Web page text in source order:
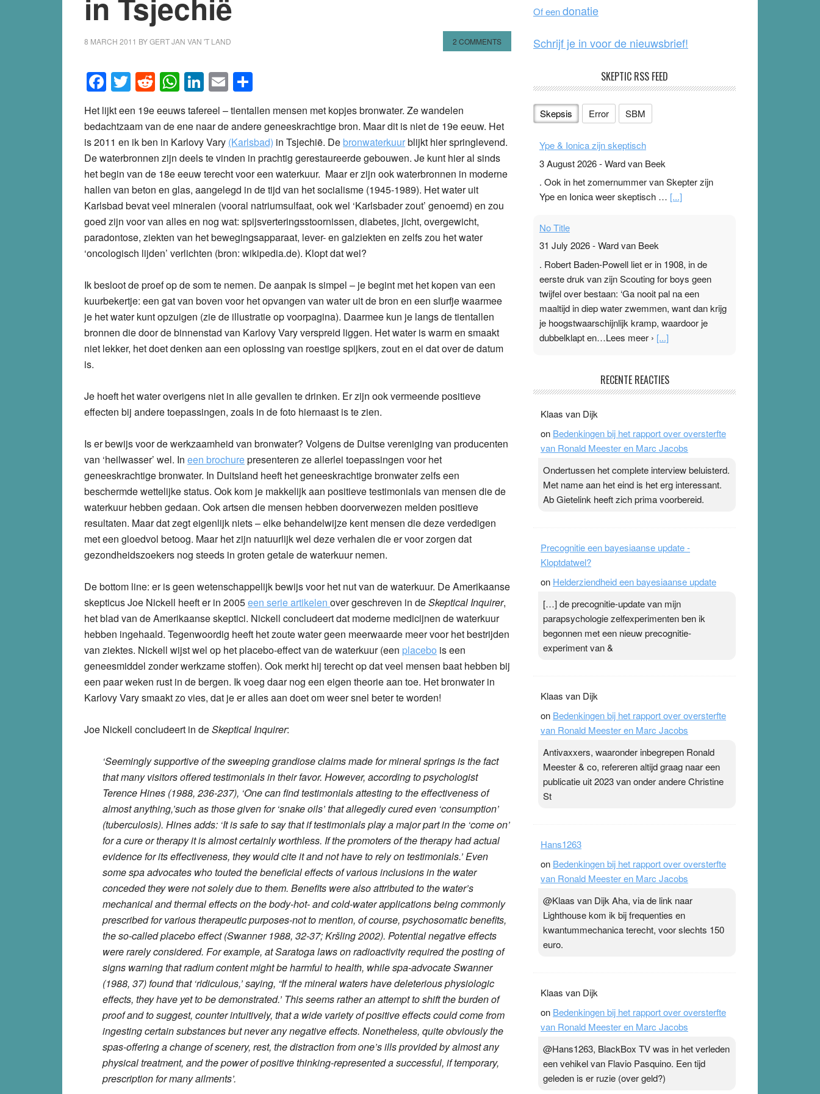
8 MARCH 2011 BYGERT JAN VAN 'T LAND 2 COMMENTS
Facebook
Twitter
Reddit
WhatsApp
LinkedIn
Email
Het lijkt een 19e eeuws tafereel – tientallen mensen met kopjes bronwater. Ze wandelen
bedachtzaam van de ene naar de andere geneeskrachtige bron. Maar dit is niet de 19e eeuw. Het
is 2011 en ik ben in Karlovy Vary (Karlsbad) in Tsjechië. De bronwaterkuurblijkt hier springlevend.
De waterbronnen zijn deels te vinden in prachtig gerestaureerde gebouwen. Je kunt hier al sinds
het begin van de 18e eeuw terecht voor een waterkuur. Maar er zijn ook waterbronnen in moderne
hallen van beton en glas, aangelegd in de tijd van het socialisme (1945-1989). Het water uit
Karlsbad bevat veel mineralen (vooral natriumsulfaat, ook wel ‘Karlsbader zout’ genoemd) en zou
goed zijn voor van alles en nog wat: spijsverteringsstoornissen, diabetes, jicht, overgewicht,
paradontose, ziekten van het bewegingsapparaat, lever- en galziekten en zelfs zou het water
‘oncologisch lijden’ verlichten (bron: wikipedia.de). Klopt dat wel?
Ik besloot de proef op de som te nemen. De aanpak is simpel – je begint met het kopen van een
kuurbekertje: een gat van boven voor het opvangen van water uit de bron en een slurfje waarmee
je het water kunt opzuigen (zie de illustratie op voorpagina). Daarmee kun je langs de tientallen
bronnen die door de binnenstad van Karlovy Vary verspreid liggen. Het water is warm en smaakt
niet lekker, het doet denken aan een oplossing van roestige spijkers, zout en ei dat over de datum
is.
Je hoeft het water overigens niet in alle gevallen te drinken. Er zijn ook vermeende positieve
effecten bij andere toepassingen, zoals in de foto hiernaast is te zien.
Is er bewijs voor de werkzaamheid van bronwater? Volgens de Duitse vereniging van producenten
van ‘heilwasser’ wel. In een brochurepresenteren ze allerlei toepassingen voor het
geneeskrachtige bronwater. In Duitsland heeft het geneeskrachtige bronwater zelfs een
beschermde wettelijke status. Ook kom je makkelijk aan positieve testimonials van mensen die de
waterkuur hebben gedaan. Ook artsen die mensen hebben doorverwezen melden positieve
resultaten. Maar dat zegt eigenlijk niets – elke behandelwijze kent mensen die deze verdedigen
met een gloedvol betoog. Maar het zijn natuurlijk wel deze verhalen die er voor zorgen dat
gezondheidszoekers nog steeds in groten getale de waterkuur nemen.
De bottom line: er is geen wetenschappelijk bewijs voor het nut van de waterkuur. De Amerikaanse
skepticus Joe Nickell heeft er in 2005een serie artikelen over geschreven in deSkeptical Inquirer,
het blad van de Amerikaanse skeptici. Nickell concludeert dat moderne medicijnen de waterkuur
hebben ingehaald. Tegenwoordig heeft het zoute water geen meerwaarde meer voor het bestrijden
van ziektes. Nickell wijst wel op het placebo-effect van de waterkuur (een placebo is een
geneesmiddel zonder werkzame stoffen). Ook merkt hij terecht op dat veel mensen baat hebben bij
een paar weken rust in de bergen. Ik voeg daar nog een eigen theorie aan toe. Het bronwater in
Karlovy Vary smaakt zo vies, dat je er alles aan doet om weer snel beter te worden!
Joe Nickell concludeert in deSkeptical Inquirer:
‘Seemingly supportive of the sweeping grandiose claims made for mineral springs is the fact
that many visitors offered testimonials in their favor. However, according to psychologist
Terence Hines (1988, 236-237), ‘One can find testimonials attesting to the effectiveness of
almost anything,’such as those given for ‘snake oils’ that allegedly cured even ‘consumption’
(tuberculosis). Hines adds: ‘It is safe to say that if testimonials play a major part in the ‘come on’
for a cure or therapy it is almost certainly worthless. If the promoters of the therapy had actual
evidence for its effectiveness, they would cite it and not have to rely on testimonials.’ Even
some spa advocates who touted the beneficial effects of various inclusions in the water
conceded they were not solely due to them. Benefits were also attributed to the water’s
mechanical and thermal effects on the body-hot- and cold-water applications being commonly
prescribed for various therapeutic purposes-not to mention, of course, psychosomatic benefits,
the so-called placebo effect (Swanner 1988, 32-37; Kršling 2002). Potential negative effects
were rarely considered. For example, at Saratoga laws on radioactivity required the posting of
signs warning that radium content might be harmful to health, while spa-advocate Swanner
(1988, 37) found that ‘ridiculous,’ saying, “If the mineral waters have deleterious physiologic
effects, they have yet to be demonstrated.’ This seems rather an attempt to shift the burden of
proof and to suggest, counter intuitively, that a wide variety of positive effects could come from
ingesting certain substances but never any negative effects. Nonetheless, quite obviously the
spas-offering a change of scenery, rest, the distraction from one’s ills provided by almost any
physical treatment, and the power of positive thinking-represented a successful, if temporary,
prescription for many ailments’.
k
Of eendonatie
Schrijf je in voor de nieuwsbrief!
SKEPTIC RSS FEED
Skepsis Error SBM
Ype & Ionica zijn skeptisch
3 August 2026-Ward van Beek
. Ook in het zomernummer van Skepter zijn
Ype en Ionica weer skeptisch … [...]
No Title
31 July 2026-Ward van Beek
. Robert Baden-Powell liet er in 1908, in de
eerste druk van zijn Scouting for boys geen
twijfel over bestaan: ‘Ga nooit pal na een
maaltijd in diep water zwemmen, want dan krijg
je hoogstwaarschijnlijk kramp, waardoor je
dubbelklapt en…Lees meer › [...]
Ward van Beek
topsporters. Ze hopen ermee hun hartslag te
verlagen terwijl ze meer zuurstof opnemen.
Daarop heeft zo’n pleister geen effect. Maar het
zijn. Door…Lees meer Pleisterplakkers in de
topspsort › [...]
RECENTE REACTIES
Klaas van Dijk
on Bedenkingen bij het rapport over oversterfte
van Ronald Meester en Marc Jacobs
Ondertussen het complete interview beluisterd.
Met name aan het eind is het erg interessant.
Ab Gietelink heeft zich prima voorbereid.
Precognitie een bayesiaanse update -
Kloptdatwel?
on Helderziendheid een bayesiaanse update
[…] de precognitie-update van mijn
parapsychologie zelfexperimenten ben ik
begonnen met een nieuw precognitie-
experiment van &
Klaas van Dijk
on Bedenkingen bij het rapport over oversterfte
van Ronald Meester en Marc Jacobs
Antivaxxers, waaronder inbegrepen Ronald
Meester & co, refereren altijd graag naar een
publicatie uit 2023 van onder andere Christine
St
Hans1263
on Bedenkingen bij het rapport over oversterfte
van Ronald Meester en Marc Jacobs
@Klaas van Dijk Aha, via de link naar
Lighthouse kom ik bij frequenties en
kwantummechanica terecht, voor slechts 150
euro.
Klaas van Dijk
on Bedenkingen bij het rapport over oversterfte
van Ronald Meester en Marc Jacobs
@Hans1263, BlackBox TV was in het verleden
een vehikel van Flavio Pasquino. Een tijd
geleden is er ruzie (over geld?)